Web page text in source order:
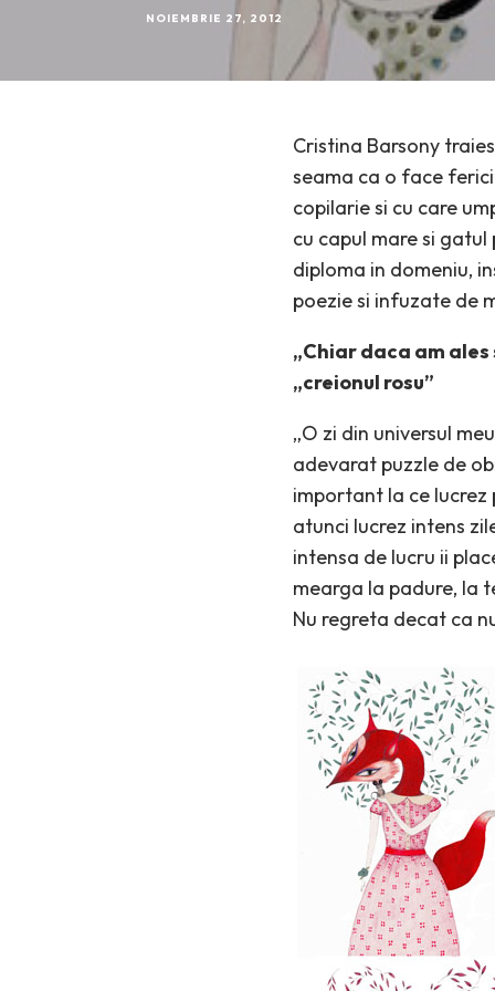
NOIEMBRIE 27, 2012
Cristina Barsony
seama ca o face
copilarie si cu care
cu capul mare si
diploma in domeniu,
poezie si infuzate de
„Chiar daca am
„creionul rosu”
„O zi din universul
adevarat puzzle de
important la ce
atunci lucrez intens
intensa de lucru ii
mearga la padure, la
Nu regreta decat ca